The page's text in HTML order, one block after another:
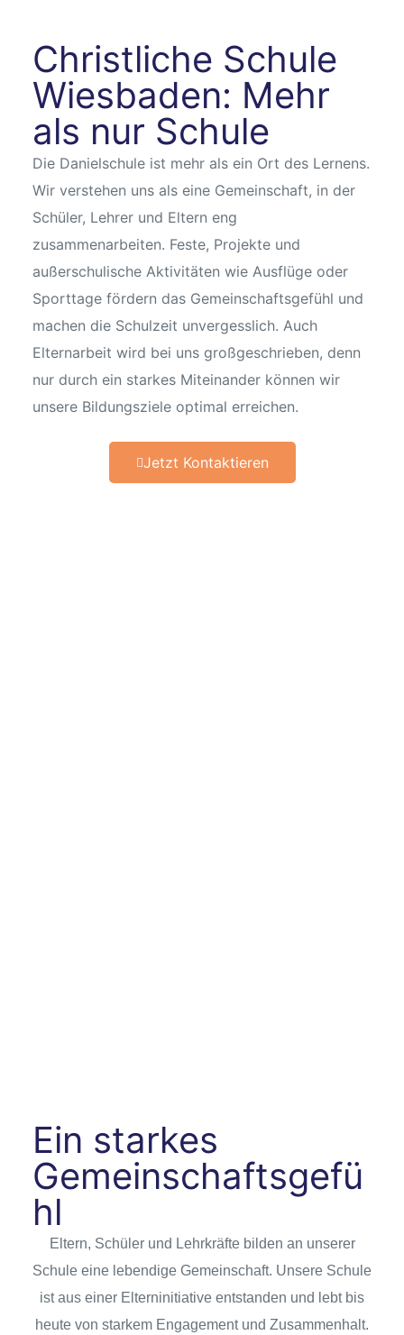
Christliche Schule
Wiesbaden: Mehr
als nur Schule
Die Danielschule ist mehr als ein Ort des Lernens.
Wir verstehen uns als eine Gemeinschaft, in der
Schüler, Lehrer und Eltern eng
zusammenarbeiten. Feste, Projekte und
außerschulische Aktivitäten wie Ausflüge oder
Sporttage fördern das Gemeinschaftsgefühl und
machen die Schulzeit unvergesslich. Auch
Elternarbeit wird bei uns großgeschrieben, denn
nur durch ein starkes Miteinander können wir
unsere Bildungsziele optimal erreichen.
Jetzt Kontaktieren
Ein starkes
Gemeinschaftsgefü
hl
Eltern, Schüler und Lehrkräfte bilden an unserer
Schule eine lebendige Gemeinschaft. Unsere Schule
ist aus einer Elterninitiative entstanden und lebt bis
heute von starkem Engagement und Zusammenhalt.